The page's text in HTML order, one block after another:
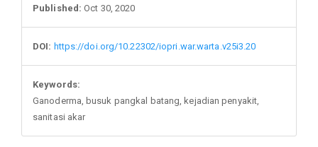
Published: Oct 30, 2020
DOI: https://doi.org/10.22302/iopri.war.warta.v25i3.20
Keywords:
Ganoderma, busuk pangkal batang, kejadian penyakit,
sanitasi akar